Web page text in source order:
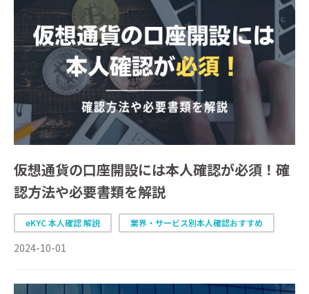
仮想通貨の口座開設には本人確認が必須！確
認方法や必要書類を解説
eKYC 本人確認 解説 業界・サービス別本人確認おすすめ
2024-10-01